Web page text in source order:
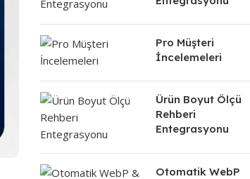
Pro Müşteri
İncelemeleri
Ürün Boyut Ölçü
Rehberi
Entegrasyonu
Otomatik WebP